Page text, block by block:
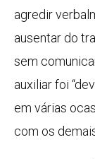
agredir
ausentar do
sem
auxiliar foi
em várias
com os